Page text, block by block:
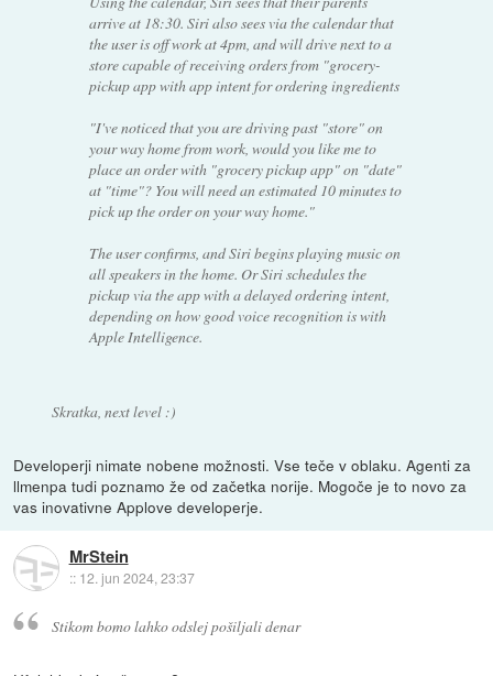
arrive at 18:30. Siri also sees via the calendar that
the user is off work at 4pm, and will drive next to a
store capable of receiving orders from "grocery-
pickup app with app intent for ordering ingredients
"I've noticed that you are driving past "store" on
your way home from work, would you like me to
place an order with "grocery pickup app" on "date"
at "time"? You will need an estimated 10 minutes to
pick up the order on your way home."
The user confirms, and Siri begins playing music on
all speakers in the home. Or Siri schedules the
pickup via the app with a delayed ordering intent,
depending on how good voice recognition is with
Apple Intelligence.
Skratka, next level :)
Developerji nimate nobene možnosti. Vse teče v oblaku. Agenti za
llmenpa tudi poznamo že od začetka norije. Mogoče je to novo za
vas inovativne Applove developerje.
MrStein
:: 12. jun 2024, 23:37
Stikom bomo lahko odslej pošiljali denar